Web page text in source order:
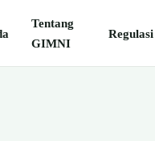
Tentang
GIMNI
Regulasi